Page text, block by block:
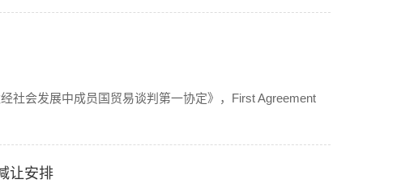
社会发展中成员国贸易谈判第一协定》，First Agreement
让安排